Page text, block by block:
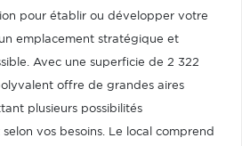
pour établir ou développer votre
emplacement stratégique et
Avec une superficie de 2 322
offre de grandes aires
plusieurs possibilités
vos besoins. Le local comprend